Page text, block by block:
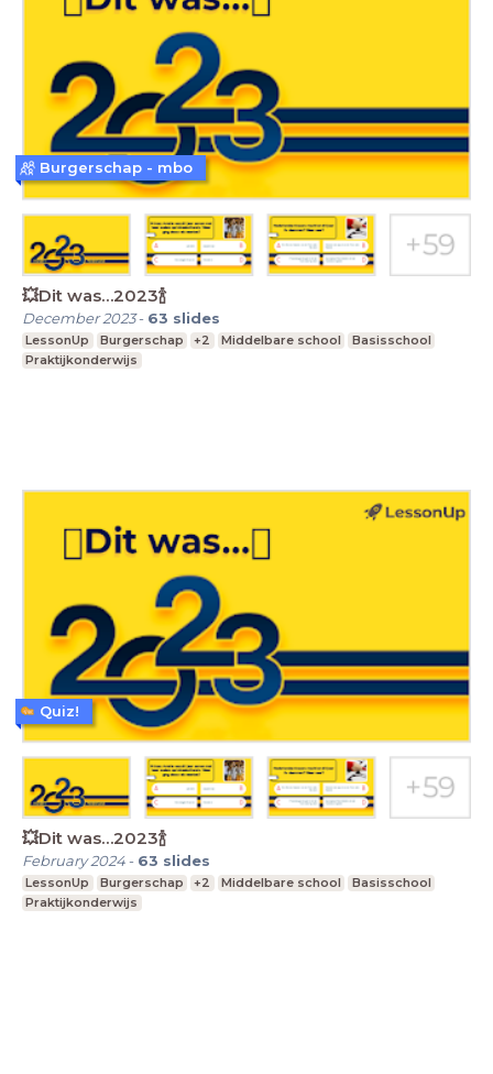
💥Dit was…2023🍾
December 2023- 63 slides
LessonUp Burgerschap +2 Middelbare school
Basisschool
Praktijkonderwijs
Burgerschap - mbo
💥Dit was…2023🍾
February 2024- 63 slides
LessonUp Burgerschap +2 Middelbare school
Basisschool
Praktijkonderwijs
Quiz!